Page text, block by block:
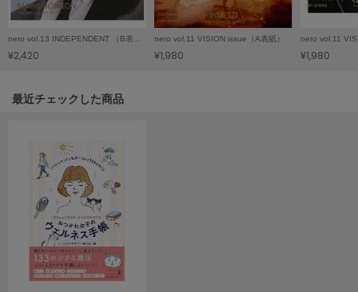
MIESROHE
ミースロエ
miies miim
ミーエスミーム
Mila Owen
モワージュ
ミュシャ
NEW Balance
ニューバランス
¥2,420
nero vol.11 VISION issue（A表紙）
¥1,980
nero vol.11
¥1,980
関連記事
最近チェックした商品